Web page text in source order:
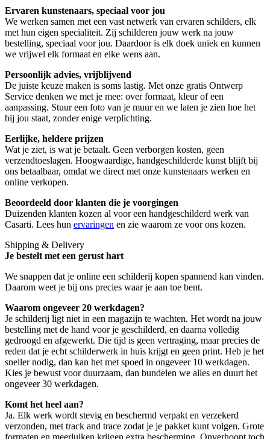
Ervaren kunstenaars, speciaal voor jou
We werken samen met een vast netwerk van ervaren schilders, elk
met hun eigen specialiteit. Zij schilderen jouw werk na jouw
bestelling, speciaal voor jou. Daardoor is elk doek uniek en kunnen
we vrijwel elk formaat en elke wens aan.
Persoonlijk advies, vrijblijvend
De juiste keuze maken is soms lastig. Met onze gratis Ontwerp
Service denken we met je mee: over formaat, kleur of een
aanpassing. Stuur een foto van je muur en we laten je zien hoe het
bij jou staat, zonder enige verplichting.
Eerlijke, heldere prijzen
Wat je ziet, is wat je betaalt. Geen verborgen kosten, geen
verzendtoeslagen. Hoogwaardige, handgeschilderde kunst blijft bij
ons betaalbaar, omdat we direct met onze kunstenaars werken en
online verkopen.
Beoordeeld door klanten die je voorgingen
Duizenden klanten kozen al voor een handgeschilderd werk van
Casarti. Lees hun ervaringen en zie waarom ze voor ons kozen.
Shipping & Delivery
Je bestelt met een gerust hart
We snappen dat je online een schilderij kopen spannend kan vinden.
Daarom weet je bij ons precies waar je aan toe bent.
Waarom ongeveer 20 werkdagen?
Je schilderij ligt niet in een magazijn te wachten. Het wordt na jouw
bestelling met de hand voor je geschilderd, en daarna volledig
gedroogd en afgewerkt. Die tijd is geen vertraging, maar precies de
reden dat je echt schilderwerk in huis krijgt en geen print. Heb je het
sneller nodig, dan kan het met spoed in ongeveer 10 werkdagen.
Kies je bewust voor duurzaam, dan bundelen we alles en duurt het
ongeveer 30 werkdagen.
Komt het heel aan?
Ja. Elk werk wordt stevig en beschermd verpakt en verzekerd
verzonden, met track and trace zodat je je pakket kunt volgen. Grote
formaten en meerluiken krijgen extra bescherming. Onverhoopt toch